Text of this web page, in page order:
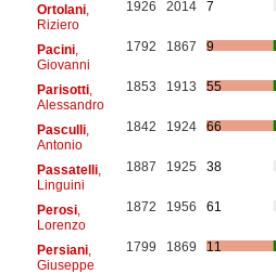
Ortolani,
Riziero
1926 2014 7
Pacini,
Giovanni
1792 1867 9
Parisotti,
Alessandro
1853 1913 55
Pasculli,
Antonio
1842 1924 66
Passatelli,
Linguini
1887 1925 38
Perosi,
Lorenzo
1872 1956 61
Persiani,
Giuseppe
1799 1869 11